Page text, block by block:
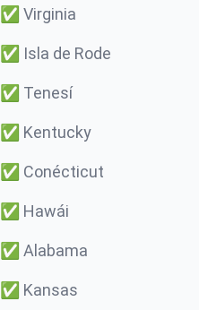
✅ Virginia
✅ Isla de Rode
✅ Tenesí
✅ Kentucky
✅ Conécticut
✅ Hawái
✅ Alabama
✅ Kansas